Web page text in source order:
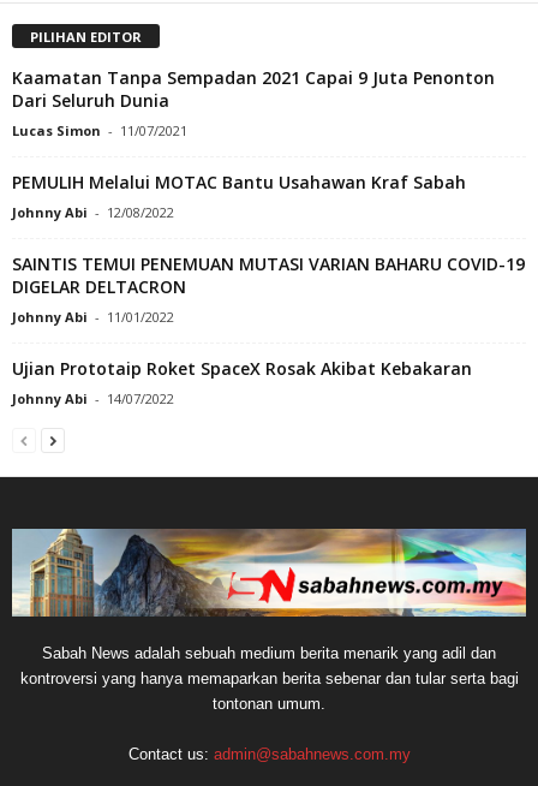
PILIHAN EDITOR
Kaamatan Tanpa Sempadan 2021 Capai 9 Juta Penonton
Dari Seluruh Dunia
Lucas Simon - 11/07/2021
PEMULIH Melalui MOTAC Bantu Usahawan Kraf Sabah
Johnny Abi - 12/08/2022
SAINTIS TEMUI PENEMUAN MUTASI VARIAN BAHARU COVID-19
DIGELAR DELTACRON
Johnny Abi - 11/01/2022
Ujian Prototaip Roket SpaceX Rosak Akibat Kebakaran
Johnny Abi - 14/07/2022
Sabah News adalah sebuah medium berita menarik yang adil dan
kontroversi yang hanya memaparkan berita sebenar dan tular serta bagi
tontonan umum.
Contact us: admin@sabahnews.com.my